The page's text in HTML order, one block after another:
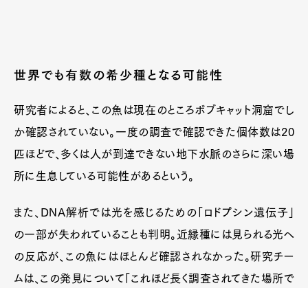
世界でも有数の希少種となる可能性
研究者によると、この魚は現在のところボブキャット洞窟でし
か確認されていない。一度の調査で確認できた個体数は20
匹ほどで、多くは人が到達できない地下水脈のさらに深い場
所に生息している可能性があるという。
また、DNA解析では光を感じるための「ロドプシン遺伝子」
の一部が失われていることも判明。近縁種には見られる光へ
の反応が、この魚にはほとんど確認されなかった。研究チー
ムは、この発見について「これほど長く調査されてきた場所で